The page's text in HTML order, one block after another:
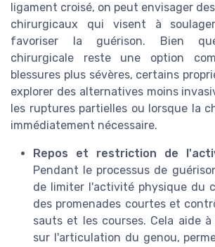
ligament croisé, on peut envisager
chirurgicaux qui visent à
favoriser la guérison. Bien
chirurgicale reste une option
blessures plus sévères, certains
explorer des alternatives moins
les ruptures partielles ou lorsque la
immédiatement nécessaire.
Repos et restriction de
Pendant le processus de
de limiter l'activité physique du
des promenades courtes et
sauts et les courses. Cela aide
sur l'articulation du genou,